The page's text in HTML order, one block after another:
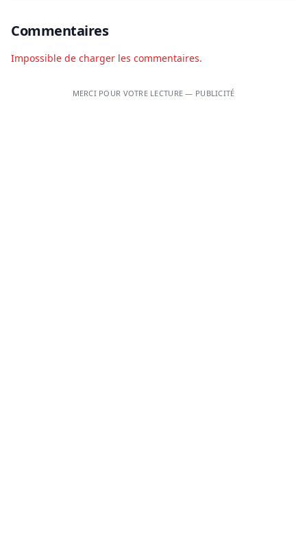
Commentaires
Impossible de charger les commentaires.
MERCI POUR VOTRE LECTURE — PUBLICITÉ